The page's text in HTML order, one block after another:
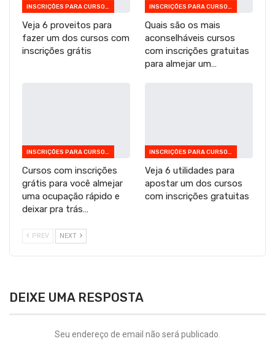
INSCRIÇÕES PARA CURSOS GRATUITOS
Veja 6 proveitos para
fazer um dos cursos com
inscrições grátis
INSCRIÇÕES PARA CURSOS GRATUITOS
Quais são os mais
aconselháveis cursos
com inscrições gratuitas
para almejar um…
INSCRIÇÕES PARA CURSOS GRATUITOS
Cursos com inscrições
grátis para você almejar
uma ocupação rápido e
deixar pra trás…
INSCRIÇÕES PARA CURSOS GRATUITOS
Veja 6 utilidades para
apostar um dos cursos
com inscrições gratuitas
PREV NEXT
DEIXE UMA RESPOSTA
Seu endereço de email não será publicado.